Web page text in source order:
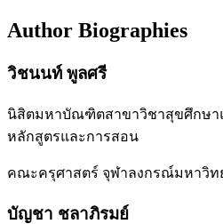
Author Biographies
วิชนนท์ พูลศรี
นิสิตมหาบัณฑิตสาขาวิชาสุขศึกษา
หลักสูตรและการสอน
คณะครุศาสตร์ จุฬาลงกรณ์มหาวิท
บัญชา ชลาภิรมย์